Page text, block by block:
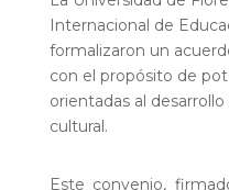
Internacional de
formalizaron un
con el propósito de
orientadas al
cultural.
Este convenio,